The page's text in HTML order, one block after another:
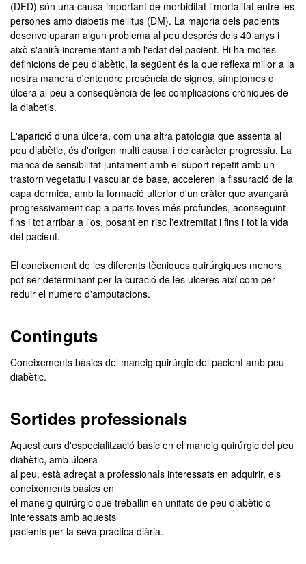
(DFD) són una causa important de morbiditat i mortalitat entre les
persones amb diabetis mellitus (DM). La majoria dels pacients
desenvoluparan algun problema al peu després dels 40 anys i
això s'anirà incrementant amb l'edat del pacient. Hi ha moltes
definicions de peu diabètic, la següent és la que reflexa millor a la
nostra manera d'entendre presència de signes, símptomes o
úlcera al peu a conseqüència de les complicacions cròniques de
la diabetis.
L'aparició d'una úlcera, com una altra patologia que assenta al
peu diabètic, és d'origen multi causal i de caràcter progressiu. La
manca de sensibilitat juntament amb el suport repetit amb un
trastorn vegetatiu i vascular de base, acceleren la fissuració de la
capa dèrmica, amb la formació ulterior d'un cràter que avançarà
progressivament cap a parts toves més profundes, aconseguint
fins i tot arribar a l'os, posant en risc l'extremitat i fins i tot la vida
del pacient.
El coneixement de les diferents tècniques quirúrgiques menors
pot ser determinant per la curació de les ulceres així com per
reduir el numero d'amputacions.
Continguts
Coneixements bàsics del maneig quirúrgic del pacient amb peu
diabètic.
Sortides professionals
Aquest curs d'especialització basic en el maneig quirúrgic del peu
diabètic, amb úlcera
al peu, està adreçat a professionals interessats en adquirir, els
coneixements bàsics en
el maneig quirúrgic que treballin en unitats de peu diabètic o
interessats amb aquests
pacients per la seva pràctica diària.